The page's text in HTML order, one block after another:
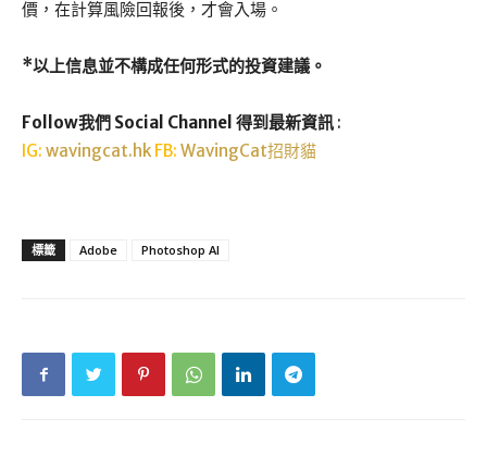
價，在計算風險回報後，才會入場。
*以上信息並不構成任何形式的投資建議。
Follow我們 Social Channel 得到最新資訊 :
IG: wavingcat.hk FB: WavingCat招財貓
標籤 Adobe Photoshop AI